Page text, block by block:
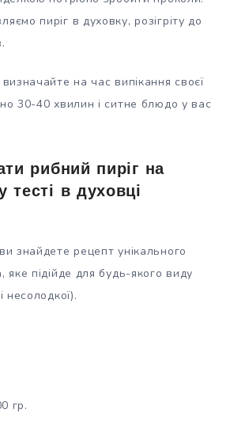
пиріг в духовку, розігріту до
на час випікання своєї
30-40 хвилин і ситне блюдо у вас
рибний пиріг на
тесті в духовці
знайдете рецепт унікального
яке підійде для будь-якого виду
несолодкої).
гр.